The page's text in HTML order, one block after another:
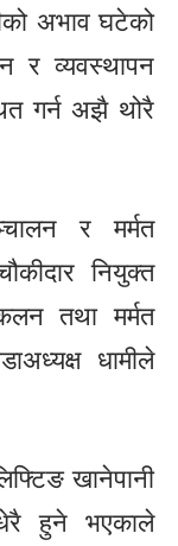
अभाव घटेको
र व्यवस्थापन
गर्न अझै थोरै
र मर्मत
नियुक्त
तथा मर्मत
धामीले
खानेपानी
धेरै हुने भएकाले